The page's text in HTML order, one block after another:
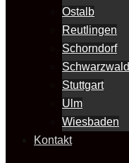
Ostalb
Reutlingen
Schorndorf
Schwarzwald
Stuttgart
Ulm
Wiesbaden
Kontakt